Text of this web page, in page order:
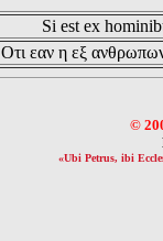
Si est ex
Οτι εαν η εξ
©
«Ubi Petrus, ibi